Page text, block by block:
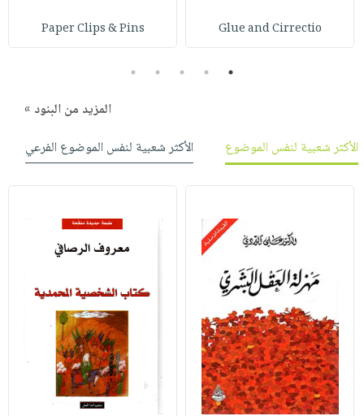
أطفال
وفرات
عربة
التسوق
Glue and Cirrectio
Paper Clips & Pins
1
2
3
4
5
المزيد من البنود »
الأكثر شعبية لنفس الموضوع
الأكثر شعبية لنفس الموضوع الفرعي